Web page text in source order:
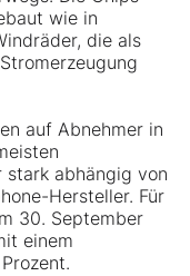
wie in
die als
auf Abnehmer in
abhängig von
Hersteller. Für
30. September
einem